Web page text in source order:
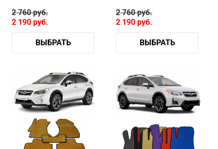
2 760руб.
2 190 руб.
ВЫБРАТЬ
2 760руб.
2 190 руб.
ВЫБРАТЬ